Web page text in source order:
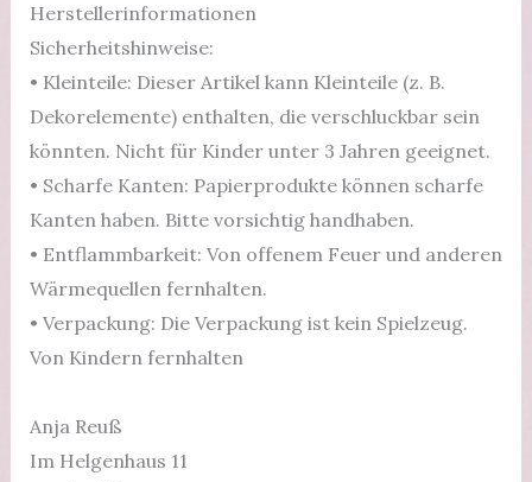
Herstellerinformationen
Sicherheitshinweise:
• Kleinteile: Dieser Artikel kann Kleinteile (z. B.
Dekorelemente) enthalten, die verschluckbar sein
könnten. Nicht für Kinder unter 3 Jahren geeignet.
• Scharfe Kanten: Papierprodukte können scharfe
Kanten haben. Bitte vorsichtig handhaben.
• Entflammbarkeit: Von offenem Feuer und anderen
Wärmequellen fernhalten.
• Verpackung: Die Verpackung ist kein Spielzeug.
Von Kindern fernhalten
Anja Reuß
Im Helgenhaus 11